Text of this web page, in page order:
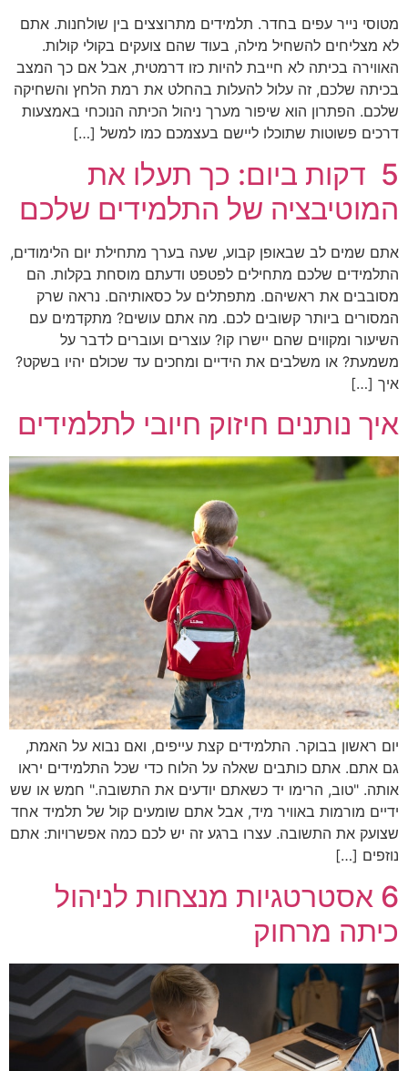
מטוסי נייר עפים בחדר. תלמידים מתרוצצים בין שולחנות. אתם
לא מצליחים להשחיל מילה, בעוד שהם צועקים בקולי קולות.
האווירה בכיתה לא חייבת להיות כזו דרמטית, אבל אם כך המצב
בכיתה שלכם, זה עלול להעלות בהחלט את רמת הלחץ והשחיקה
שלכם. הפתרון הוא שיפור מערך ניהול הכיתה הנוכחי באמצעות
דרכים פשוטות שתוכלו ליישם בעצמכם כמו למשל […]
5 דקות ביום: כך תעלו את
המוטיבציה של התלמידים שלכם
אתם שמים לב שבאופן קבוע, שעה בערך מתחילת יום הלימודים,
התלמידים שלכם מתחילים לפטפט ודעתם מוסחת בקלות. הם
מסובבים את ראשיהם. מתפתלים על כסאותיהם. נראה שרק
המסורים ביותר קשובים לכם. מה אתם עושים? מתקדמים עם
השיעור ומקווים שהם יישרו קו? עוצרים ועוברים לדבר על
משמעת? או משלבים את הידיים ומחכים עד שכולם יהיו בשקט?
איך […]
איך נותנים חיזוק חיובי לתלמידים
יום ראשון בבוקר. התלמידים קצת עייפים, ואם נבוא על האמת,
גם אתם. אתם כותבים שאלה על הלוח כדי שכל התלמידים יראו
אותה. "טוב, הרימו יד כשאתם יודעים את התשובה." חמש או שש
ידיים מורמות באוויר מיד, אבל אתם שומעים קול של תלמיד אחד
שצועק את התשובה. עצרו ברגע זה יש לכם כמה אפשרויות: אתם
נוזפים […]
6 אסטרטגיות מנצחות לניהול
כיתה מרחוק